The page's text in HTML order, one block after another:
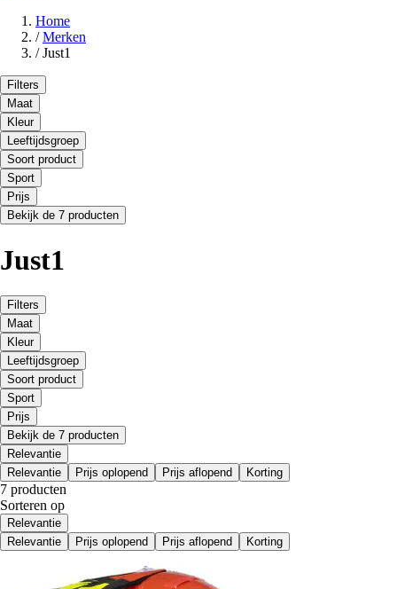
Home
/ Merken
/ Just1
Filters
Maat
Kleur
Leeftijdsgroep
Soort product
Sport
Prijs
Bekijk de 7 producten
Just1
Filters
Maat
Kleur
Leeftijdsgroep
Soort product
Sport
Prijs
Bekijk de 7 producten
Relevantie
Relevantie
Prijs oplopend Prijs aflopend Korting
7 producten
Sorteren op
Relevantie
Relevantie
Prijs oplopend Prijs aflopend Korting